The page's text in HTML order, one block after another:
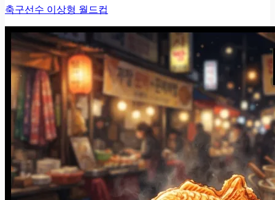
축구선수 이상형 월드컵